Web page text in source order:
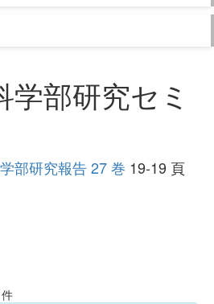
部研究セミ
部研究報告 27 巻 19-19 頁
件